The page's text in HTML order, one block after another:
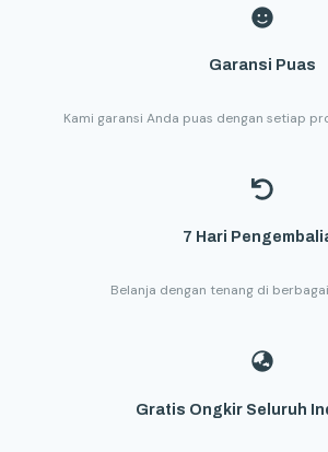
Garansi Puas
Kami garansi Anda puas dengan setiap
7 Hari
Belanja dengan tenang di
Gratis Ongkir Seluruh